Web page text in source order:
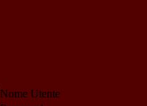
Nome Utente